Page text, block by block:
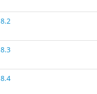
8.2
8.3
8.4